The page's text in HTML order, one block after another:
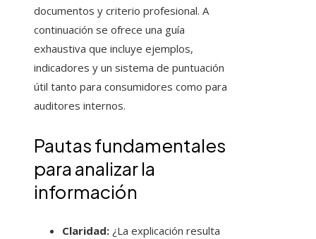
documentos y criterio profesional. A
continuación se ofrece una guía
exhaustiva que incluye ejemplos,
indicadores y un sistema de puntuación
útil tanto para consumidores como para
auditores internos.
Pautas fundamentales
para analizar la
información
Claridad: ¿La explicación resulta